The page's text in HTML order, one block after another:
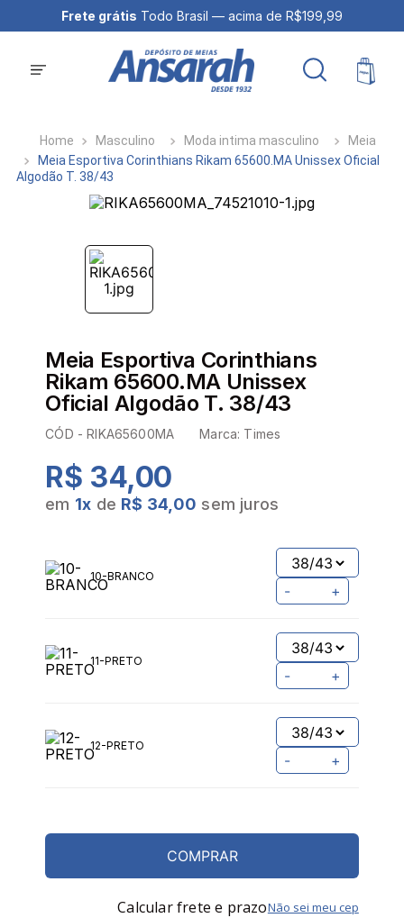
Frete grátis Todo Brasil — acima de R$199,99
Masculino Moda intima masculino
Meia
Meia Esportiva Corinthians Rikam 65600.MA Unissex Oficial
Algodão T. 38/43
Meia Esportiva Corinthians
Rikam 65600.MA Unissex
Oficial Algodão T. 38/43
CÓD -RIKA65600MA Marca: Times
R$ 34,00
em 1x de R$ 34,00 sem juros
10-BRANCO
- +
11-PRETO
- +
12-PRETO
- +
COMPRAR
Calcular frete e prazoNão sei meu cep